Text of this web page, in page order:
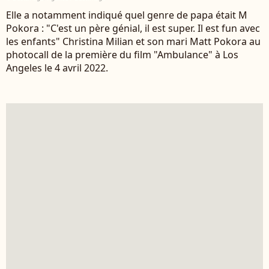
Elle a notamment indiqué quel genre de papa était M
Pokora : "C'est un père génial, il est super. Il est fun avec
les enfants" Christina Milian et son mari Matt Pokora au
photocall de la première du film "Ambulance" à Los
Angeles le 4 avril 2022.